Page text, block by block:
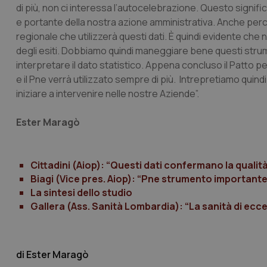
di più, non ci interessa l’autocelebrazione. Questo
e portante della nostra azione amministrativa. Anche
regionale che utilizzerà questi dati. È quindi evidente
degli esiti. Dobbiamo quindi maneggiare bene questi
interpretare il dato statistico. Appena concluso il Patto
e il Pne verrà utilizzato sempre di più. Intrepretiamo
iniziare a intervenire nelle nostre Aziende”.
Ester Maragò
Cittadini (Aiop): “Questi dati confermano la
Biagi (Vice pres. Aiop): “Pne strumento
La sintesi dello studio
Gallera (Ass. Sanità Lombardia): “La sanità di
Ester Maragò
_ga_KM60CM4NPH
Nome
Nome